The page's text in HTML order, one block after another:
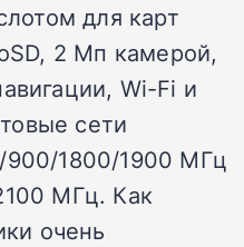
для карт
2 Мп камерой,
Wi-Fi и
сети
900/1800/1900 МГц
МГц. Как
очень